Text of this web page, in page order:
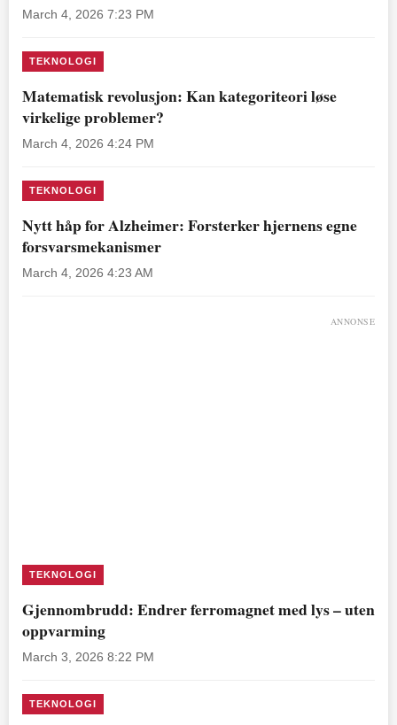
March 4, 2026 7:23 PM
TEKNOLOGI
Matematisk revolusjon: Kan kategoriteori løse
virkelige problemer?
March 4, 2026 4:24 PM
TEKNOLOGI
Nytt håp for Alzheimer: Forsterker hjernens egne
forsvarsmekanismer
March 4, 2026 4:23 AM
ANNONSE
TEKNOLOGI
Gjennombrudd: Endrer ferromagnet med lys – uten
oppvarming
March 3, 2026 8:22 PM
TEKNOLOGI